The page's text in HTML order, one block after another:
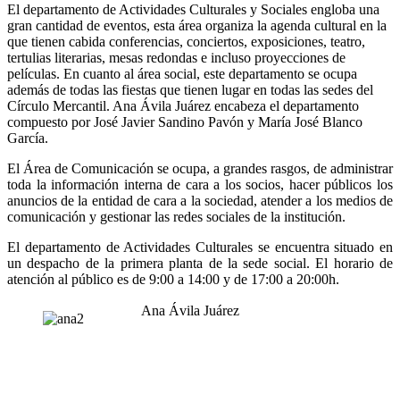
El departamento de Actividades Culturales y Sociales engloba una
gran cantidad de eventos, esta área organiza la agenda cultural en la
que tienen cabida conferencias, conciertos, exposiciones, teatro,
tertulias literarias, mesas redondas e incluso proyecciones de
películas. En cuanto al área social, este departamento se ocupa
además de todas las fiestas que tienen lugar en todas las sedes del
Círculo Mercantil. Ana Ávila Juárez encabeza el departamento
compuesto por José Javier Sandino Pavón y María José Blanco
García.
El Área de Comunicación se ocupa, a grandes rasgos, de administrar
toda la información interna de cara a los socios, hacer públicos los
anuncios de la entidad de cara a la sociedad, atender a los medios de
comunicación y gestionar las redes sociales de la institución.
El departamento de Actividades Culturales se encuentra situado en
un despacho de la primera planta de la sede social. El horario de
atención al público es de 9:00 a 14:00 y de 17:00 a 20:00h.
Ana Ávila Juárez